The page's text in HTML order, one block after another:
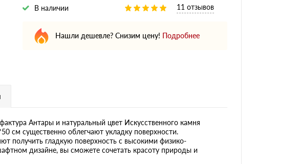
В наличии 11 отзывов
Нашли дешевле? Снизим цену! Подробнее
Антары и натуральный цвет Искусственного камня
см существенно облегчают укладку поверхности.
получить гладкую поверхность с высокими физико-
дизайне, вы сможете сочетать красоту природы и